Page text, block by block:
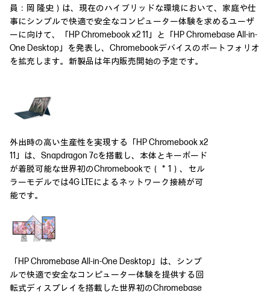
員：岡 隆史）は、現在のハイブリッドな環境において、家庭や仕
事にシンプルで快適で安全なコンピューター体験を求めるユーザ
ーに向けて、「HP Chromebook x2 11」と「HP Chromebase All-in-
One Desktop」を発表し、Chromebookデバイスのポートフォリオ
を拡充します。新製品は年内販売開始の予定です。
外出時の高い生産性を実現する「HP Chromebook x2
11」は、Snapdragon 7cを搭載し、本体とキーボード
が着脱可能な世界初のChromebookで（＊1）、セル
ラーモデルでは4G LTEによるネットワーク接続が可
能です。
「HP Chromebase All-in-One Desktop」は、シンプ
ルで快適で安全なコンピューター体験を提供する回
転式ディスプレイを搭載した世界初のChromebase